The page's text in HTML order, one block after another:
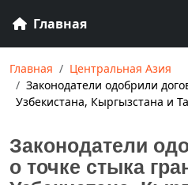
Главная
Главная
Центральная Азия
Законодатели одобрили
Узбекистана, Кыргызстана и
Законодатели
о точке стыка